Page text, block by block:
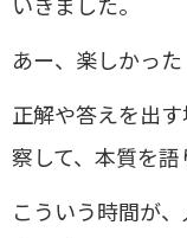
あー、楽しかった
正解や答えを出
察して、本質を語
こういう時間が